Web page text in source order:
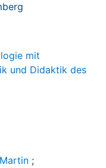
mit
und Didaktik des
;